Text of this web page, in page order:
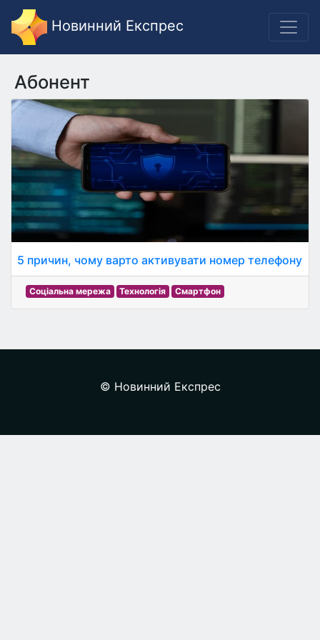
Новинний Експрес
Абонент
5 причин, чому варто активувати номер телефону
Соціальна мережа Технологія Смартфон
© Новинний Експрес